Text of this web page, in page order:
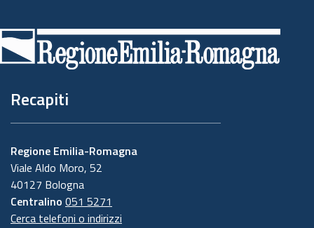
di
pagina
Recapiti
Regione Emilia-Romagna
Viale Aldo Moro, 52
40127 Bologna
Centralino 051 5271
Cerca telefoni o indirizzi